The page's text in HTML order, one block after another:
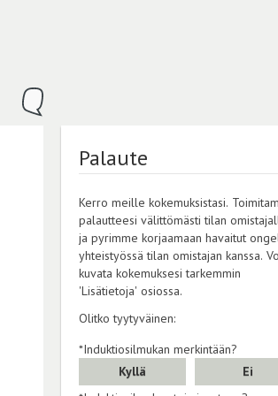
Palaute
Kerro meille kokemuksistasi.
palautteesi välittömästi tilan
ja pyrimme korjaamaan havaitut ongelmat
yhteistyössä tilan omistajan kanssa.
kuvata kokemuksesi tarkemmin
'Lisätietoja' osiossa.
Olitko tyytyväinen:
*Induktiosilmukan merkintään?
Kyllä
Ei